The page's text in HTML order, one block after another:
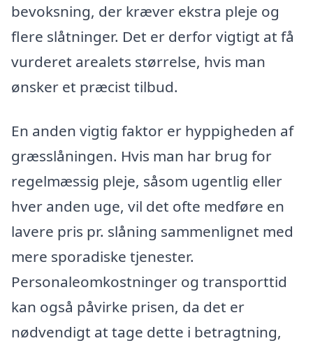
bevoksning, der kræver ekstra pleje og
flere slåtninger. Det er derfor vigtigt at få
vurderet arealets størrelse, hvis man
ønsker et præcist tilbud.
En anden vigtig faktor er hyppigheden af
græsslåningen. Hvis man har brug for
regelmæssig pleje, såsom ugentlig eller
hver anden uge, vil det ofte medføre en
lavere pris pr. slåning sammenlignet med
mere sporadiske tjenester.
Personaleomkostninger og transporttid
kan også påvirke prisen, da det er
nødvendigt at tage dette i betragtning,